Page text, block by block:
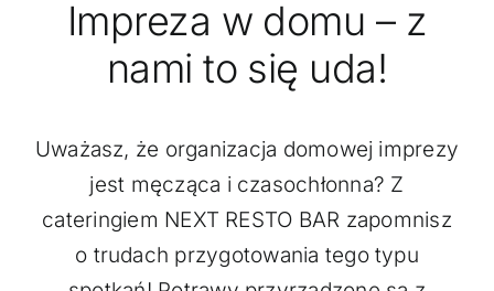
GALERIA
KONTAKT
ZAMÓW
Impreza w domu – z
nami to się uda!
Uważasz, że organizacja domowej imprezy
jest męcząca i czasochłonna? Z
cateringiem NEXT RESTO BAR zapomnisz
o trudach przygotowania tego typu